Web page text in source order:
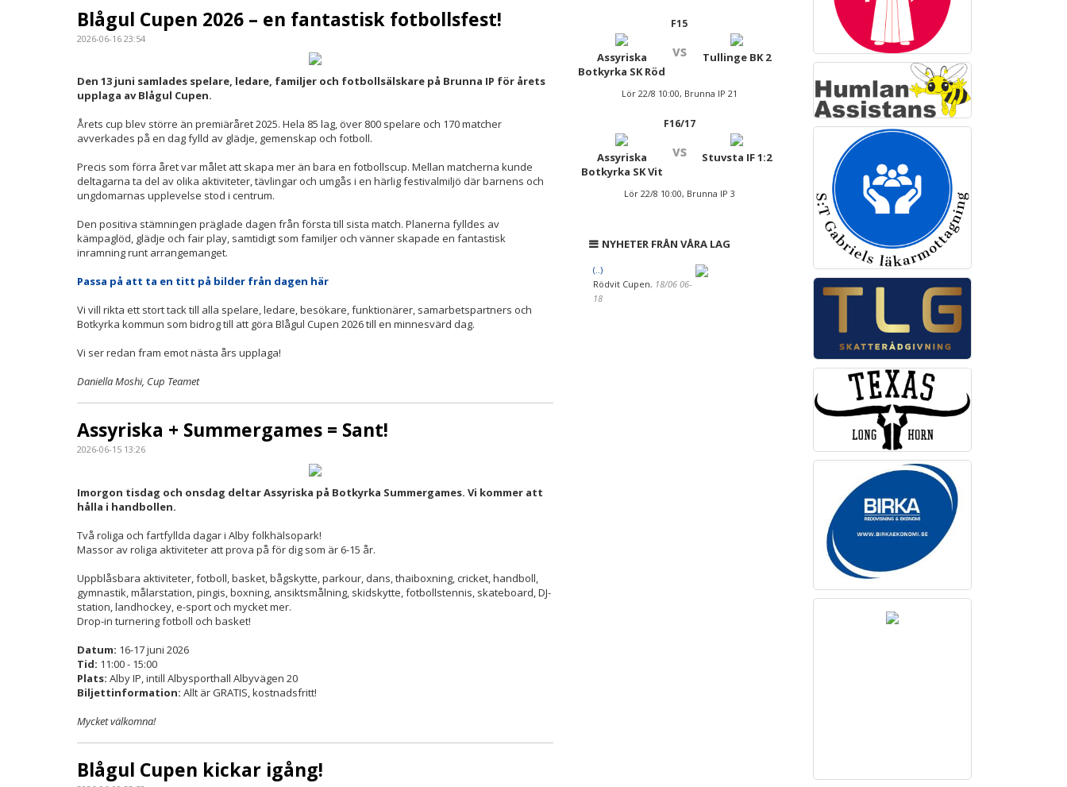
Blågul Cupen 2026 – en fantastisk fotbollsfest!
2026-06-16 23:54
Den 13 juni samlades spelare, ledare, familjer och fotbollsälskare på Brunna IP för årets
upplaga av Blågul Cupen.
Årets cup blev större än premiäråret 2025. Hela 85 lag, över 800 spelare och 170 matcher
avverkades på en dag fylld av glädje, gemenskap och fotboll.
Precis som förra året var målet att skapa mer än bara en fotbollscup. Mellan matcherna kunde
deltagarna ta del av olika aktiviteter, tävlingar och umgås i en härlig festivalmiljö där barnens och
ungdomarnas upplevelse stod i centrum.
Den positiva stämningen präglade dagen från första till sista match. Planerna fylldes av
kämpaglöd, glädje och fair play, samtidigt som familjer och vänner skapade en fantastisk
inramning runt arrangemanget.
Passa på att ta en titt på bilder från dagen här
Vi vill rikta ett stort tack till alla spelare, ledare, besökare, funktionärer, samarbetspartners och
Botkyrka kommun som bidrog till att göra Blågul Cupen 2026 till en minnesvärd dag.
Vi ser redan fram emot nästa års upplaga!
Daniella Moshi, Cup Teamet
Assyriska + Summergames = Sant!
2026-06-15 13:26
Imorgon tisdag och onsdag deltar Assyriska på Botkyrka Summergames. Vi kommer att
hålla i handbollen.
Två roliga och fartfyllda dagar i Alby folkhälsopark!
Massor av roliga aktiviteter att prova på för dig som är 6-15 år.
Uppblåsbara aktiviteter, fotboll, basket, bågskytte, parkour, dans, thaiboxning, cricket, handboll,
gymnastik, målarstation, pingis, boxning, ansiktsmålning, skidskytte, fotbollstennis, skateboard, DJ-
station, landhockey, e-sport och mycket mer.
Drop-in turnering fotboll och basket!
Datum: 16-17 juni 2026
Tid: 11:00 - 15:00
Plats: Alby IP, intill Albysporthall Albyvägen 20
Biljett­information: Allt är GRATIS, kostnadsfritt!
Mycket välkomna!
Blågul Cupen kickar igång!
F15
Assyriska
Botkyrka SK Röd
vs Tullinge BK 2
Lör 22/8 10:00, Brunna IP 21
F16/17
Assyriska
Botkyrka SK Vit
vs Stuvsta IF 1:2
Lör 22/8 10:00, Brunna IP 3
NYHETER FRÅN VÅRA LAG
(..)
Rödvit Cupen, 18/06 06-
18